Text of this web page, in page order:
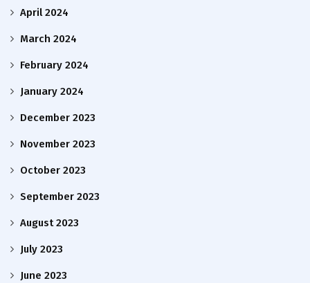
April 2024
March 2024
February 2024
January 2024
December 2023
November 2023
October 2023
September 2023
August 2023
July 2023
June 2023